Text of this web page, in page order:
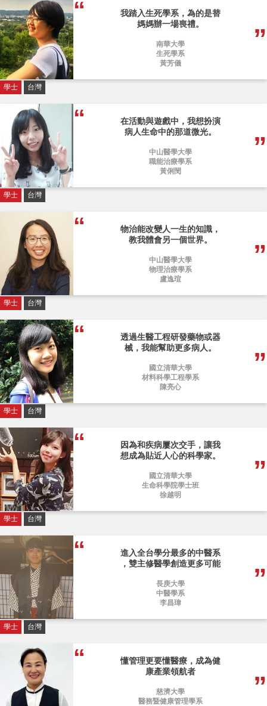
我踏入生死學系，為的是替
媽媽辦一場喪禮。
南華大學
生死學系
黃芳儀
學士 台灣
在活動與遊戲中，我想扮演
病人生命中的那道微光。
中山醫學大學
職能治療學系
黃俐閔
學士 台灣
物治能改變人一生的知識，
教我體會另一個世界。
中山醫學大學
物理治療學系
盧逸瑄
學士 台灣
透過生醫工程研發藥物或器
械，我能幫助更多病人。
國立清華大學
材料科學工程學系
陳亮心
學士 台灣
因為和疾病屢次交手，讓我
想成為貼近人心的科學家。
國立清華大學
生命科學院學士班
徐越明
學士 台灣
進入全台學分最多的中醫系
，雙主修醫學創造更多可能
長庚大學
中醫學系
李昌瑋
學士 台灣
懂管理更要懂醫療，成為健
康產業領航者
慈濟大學
醫務暨健康管理學系